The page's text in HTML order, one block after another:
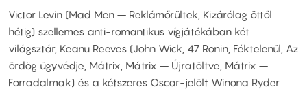
Victor Levin (Mad Men – Reklámőrültek, Kizárólag öttől
hétig) szellemes anti-romantikus vígjátékában két
világsztár, Keanu Reeves (John Wick, 47 Ronin, Féktelenül, Az
ördög ügyvédje, Mátrix, Mátrix – Újratöltve, Mátrix –
Forradalmak) és a kétszeres Oscar-jelölt Winona Ryder